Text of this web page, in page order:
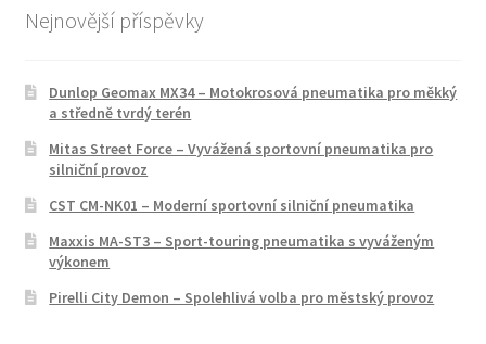
Nejnovější příspěvky
Dunlop Geomax MX34 – Motokrosová pneumatika pro měkký
a středně tvrdý terén
Mitas Street Force – Vyvážená sportovní pneumatika pro
silniční provoz
CST CM-NK01 – Moderní sportovní silniční pneumatika
Maxxis MA-ST3 – Sport-touring pneumatika s vyváženým
výkonem
Pirelli City Demon – Spolehlivá volba pro městský provoz